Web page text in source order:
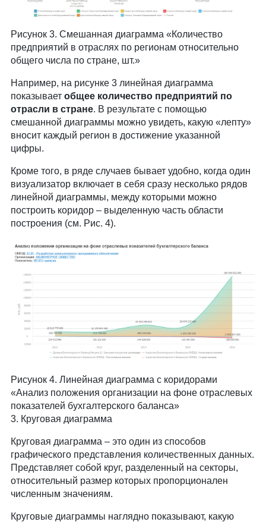
Рисунок 3. Смешанная диаграмма «Количество
предприятий в отраслях по регионам относительно
общего числа по стране, шт.»
Например, на рисунке 3 линейная диаграмма
показывает общее количество предприятий по
отрасли в стране. В результате с помощью
смешанной диаграммы можно увидеть, какую «лепту»
вносит каждый регион в достижение указанной
цифры.
Кроме того, в ряде случаев бывает удобно, когда один
визуализатор включает в себя сразу несколько рядов
линейной диаграммы, между которыми можно
построить коридор – выделенную часть области
построения (см. Рис. 4).
Рисунок 4. Линейная диаграмма с коридорами
«Анализ положения организации на фоне отраслевых
показателей бухгалтерского баланса»
3. Круговая диаграмма
Круговая диаграмма – это один из способов
графического представления количественных данных.
Представляет собой круг, разделенный на секторы,
относительный размер которых пропорционален
численным значениям.
Круговые диаграммы наглядно показывают, какую